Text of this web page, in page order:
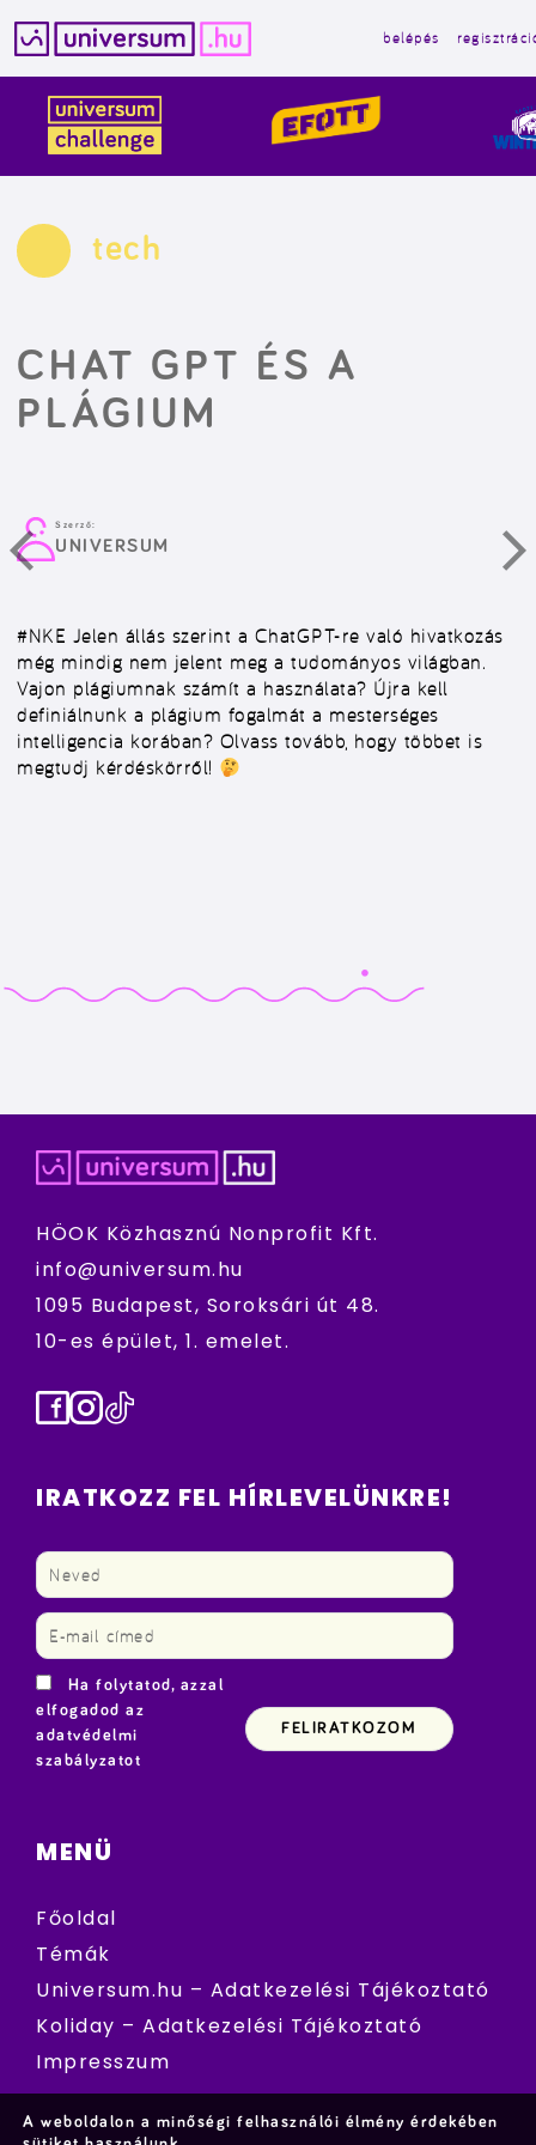
tartalomba
belépés
tech
CHAT GPT ÉS A
PLÁGIUM
Szerző:
UNIVERSUM
#NKE Jelen állás szerint a ChatGPT-re való hivatkozás
még mindig nem jelent meg a tudományos világban.
Vajon plágiumnak számít a használata? Újra kell
definiálnunk a plágium fogalmát a mesterséges
intelligencia korában? Olvass tovább, hogy többet is
megtudj kérdéskörről!
HÖOK Közhasznú Nonprofit Kft.
info@universum.hu
1095 Budapest, Soroksári út 48.
10-es épület, 1. emelet.
Facebook
Instagram
TikTok
IRATKOZZ FEL HÍRLEVELÜNKRE!
Ha folytatod, azzal
elfogadod az
adatvédelmi
szabályzatot
MENÜ
Főoldal
Témák
Universum.hu – Adatkezelési Tájékoztató
Koliday – Adatkezelési Tájékoztató
Impresszum
A weboldalon a minőségi felhasználói élmény érdekében